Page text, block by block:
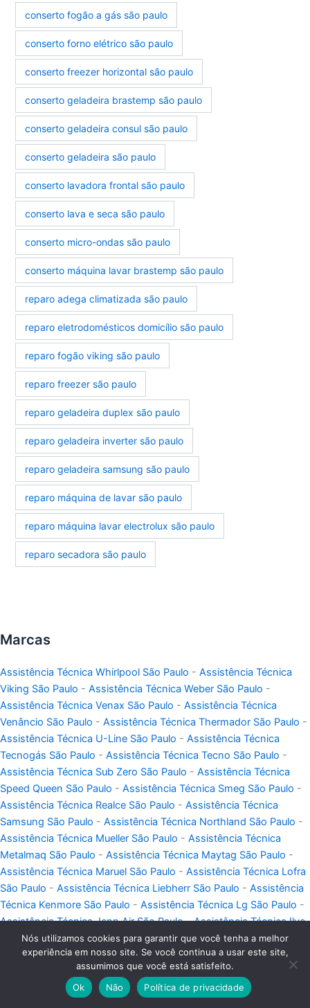
conserto fogão a gás são paulo
conserto forno elétrico são paulo
conserto freezer horizontal são paulo
conserto geladeira brastemp são paulo
conserto geladeira consul são paulo
conserto geladeira são paulo
conserto lavadora frontal são paulo
conserto lava e seca são paulo
conserto micro-ondas são paulo
conserto máquina lavar brastemp são paulo
reparo adega climatizada são paulo
reparo eletrodomésticos domicílio são paulo
reparo fogão viking são paulo
reparo freezer são paulo
reparo geladeira duplex são paulo
reparo geladeira inverter são paulo
reparo geladeira samsung são paulo
reparo máquina de lavar são paulo
reparo máquina lavar electrolux são paulo
reparo secadora são paulo
Marcas
Assistência Técnica Whirlpool São Paulo - Assistência Técnica
Viking São Paulo - Assistência Técnica Weber São Paulo -
Assistência Técnica Venax São Paulo - Assistência Técnica
Venâncio São Paulo - Assistência Técnica Thermador São Paulo -
Assistência Técnica U-Line São Paulo - Assistência Técnica
Tecnogás São Paulo - Assistência Técnica Tecno São Paulo -
Assistência Técnica Sub Zero São Paulo - Assistência Técnica
Speed Queen São Paulo - Assistência Técnica Smeg São Paulo -
Assistência Técnica Realce São Paulo - Assistência Técnica
Samsung São Paulo - Assistência Técnica Northland São Paulo -
Assistência Técnica Mueller São Paulo - Assistência Técnica
Metalmaq São Paulo - Assistência Técnica Maytag São Paulo -
Assistência Técnica Maruel São Paulo - Assistência Técnica Lofra
São Paulo - Assistência Técnica Liebherr São Paulo - Assistência
Técnica Kenmore São Paulo - Assistência Técnica Lg São Paulo -
Assistência Técnica Jenn Air São Paulo-Assistência Técnica Ilve
São Paulo-Assistência Técnica Heartland São Paulo-
Assistência Técnica Goumert São Paulo-Assistência Técnica
Gaggenau São Paulo-Assistência Técnica Ge São Paulo
Assistência Técnica Futura São Paulo-Assistência Técnica
Nós utilizamos cookies para garantir que você tenha a melhor
experiência em nosso site. Se você continua a usar este site,
assumimos que você está satisfeito.
Ok
Não Política de privacidade